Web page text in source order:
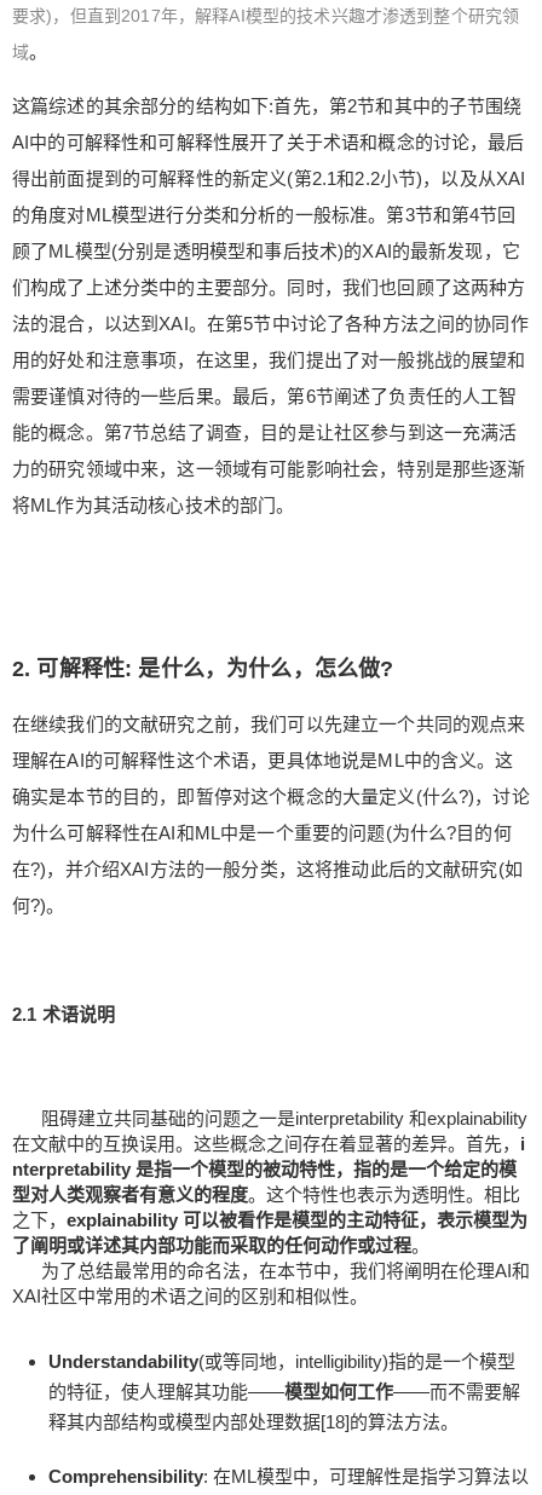
要求)，但直到2017年，解释AI模型的技术兴趣才渗透到整个研究领
域。
这篇综述的其余部分的结构如下:首先，第2节和其中的子节围绕
AI中的可解释性和可解释性展开了关于术语和概念的讨论，最后
得出前面提到的可解释性的新定义(第2.1和2.2小节)，以及从XAI
的角度对ML模型进行分类和分析的一般标准。第3节和第4节回
顾了ML模型(分别是透明模型和事后技术)的XAI的最新发现，它
们构成了上述分类中的主要部分。同时，我们也回顾了这两种方
法的混合，以达到XAI。在第5节中讨论了各种方法之间的协同作
用的好处和注意事项，在这里，我们提出了对一般挑战的展望和
需要谨慎对待的一些后果。最后，第6节阐述了负责任的人工智
能的概念。第7节总结了调查，目的是让社区参与到这一充满活
力的研究领域中来，这一领域有可能影响社会，特别是那些逐渐
将ML作为其活动核心技术的部门。
2. 可解释性: 是什么，为什么，怎么做?
在继续我们的文献研究之前，我们可以先建立一个共同的观点来
理解在AI的可解释性这个术语，更具体地说是ML中的含义。这
确实是本节的目的，即暂停对这个概念的大量定义(什么?)，讨论
为什么可解释性在AI和ML中是一个重要的问题(为什么?目的何
在?)，并介绍XAI方法的一般分类，这将推动此后的文献研究(如
何?)。
2.1 术语说明
阻碍建立共同基础的问题之一是interpretability 和explainability
在文献中的互换误用。这些概念之间存在着显著的差异。首先， i
nterpretability 是指一个模型的被动特性，指的是一个给定的模
型对人类观察者有意义的程度。这个特性也表示为透明性。相比
之下， explainability 可以被看作是模型的主动特征，表示模型为
了阐明或详述其内部功能而采取的任何动作或过程。
为了总结最常用的命名法，在本节中，我们将阐明在伦理AI和
XAI社区中常用的术语之间的区别和相似性。
Understandability(或等同地，intelligibility)指的是一个模型
的特征，使人理解其功能——模型如何工作——而不需要解
释其内部结构或模型内部处理数据[18]的算法方法。
Comprehensibility: 在ML模型中，可理解性是指学习算法以